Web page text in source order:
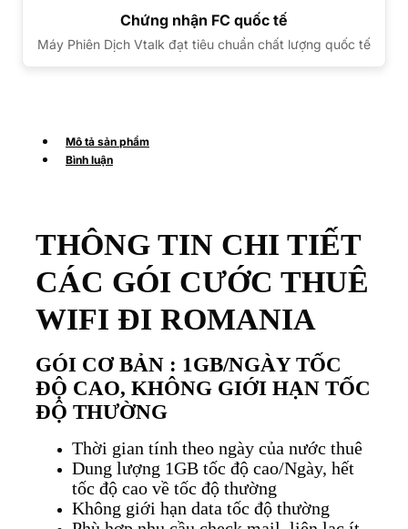
Chứng nhận FC quốc tế
Máy Phiên Dịch Vtalk đạt tiêu chuẩn chất lượng quốc tế
Mô tả sản phẩm
Bình luận
THÔNG TIN CHI TIẾT
CÁC GÓI CƯỚC THUÊ
WIFI ĐI ROMANIA
GÓI CƠ BẢN : 1GB/NGÀY TỐC
ĐỘ CAO, KHÔNG GIỚI HẠN TỐC
ĐỘ THƯỜNG
Thời gian tính theo ngày của nước thuê
Dung lượng 1GB tốc độ cao/Ngày, hết
tốc độ cao về tốc độ thường
Không giới hạn data tốc độ thường